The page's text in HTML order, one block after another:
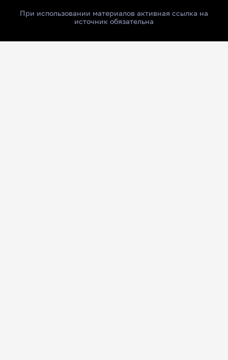
При использовании материалов активная ссылка на
источник обязательна